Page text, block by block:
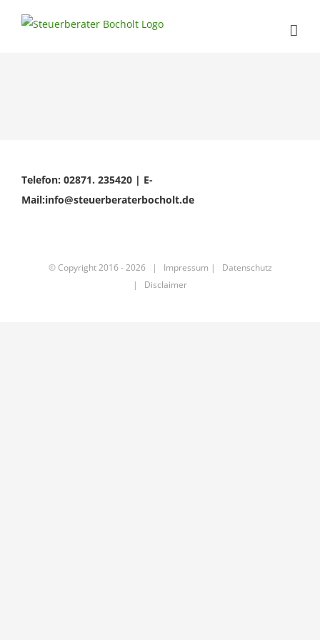
Telefon: 02871. 235420 | E-
Mail:info@steuerberaterbocholt.de
© Copyright 2016 -2026 | Impressum | Datenschutz
| Disclaimer